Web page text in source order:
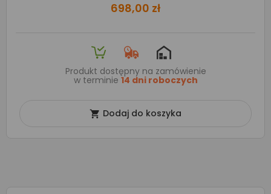
698,00 zł
Produkt dostępny na zamówienie
w terminie 14 dni roboczych
 Dodaj do koszyka